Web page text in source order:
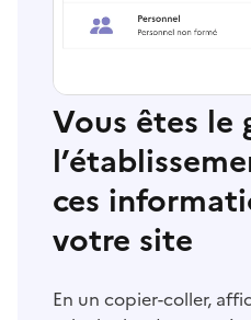
Vous êtes le
ces
votre site
En un copier-coller,